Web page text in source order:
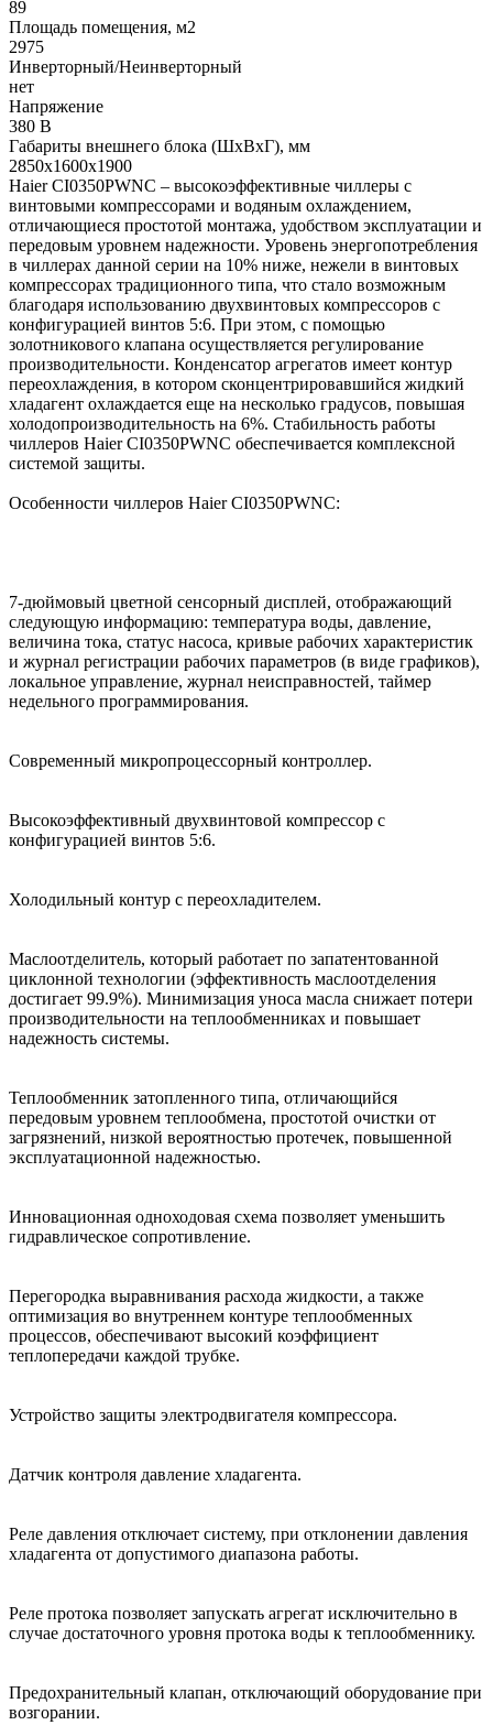
89
Площадь помещения, м2
2975
Инверторный/Неинверторный
нет
Напряжение
380 В
Габариты внешнего блока (ШхВхГ), мм
2850x1600x1900
Haier CI0350PWNC – высокоэффективные чиллеры с
винтовыми компрессорами и водяным охлаждением,
отличающиеся простотой монтажа, удобством эксплуатации и
передовым уровнем надежности. Уровень энергопотребления
в чиллерах данной серии на 10% ниже, нежели в винтовых
компрессорах традиционного типа, что стало возможным
благодаря использованию двухвинтовых компрессоров с
конфигурацией винтов 5:6. При этом, с помощью
золотникового клапана осуществляется регулирование
производительности. Конденсатор агрегатов имеет контур
переохлаждения, в котором сконцентрировавшийся жидкий
хладагент охлаждается еще на несколько градусов, повышая
холодопроизводительность на 6%. Стабильность работы
чиллеров Haier CI0350PWNC обеспечивается комплексной
системой защиты.
Особенности чиллеров Haier CI0350PWNC:
7-дюймовый цветной сенсорный дисплей, отображающий
следующую информацию: температура воды, давление,
величина тока, статус насоса, кривые рабочих характеристик
и журнал регистрации рабочих параметров (в виде графиков),
локальное управление, журнал неисправностей, таймер
недельного программирования.
Современный микропроцессорный контроллер.
Высокоэффективный двухвинтовой компрессор с
конфигурацией винтов 5:6.
Холодильный контур с переохладителем.
Маслоотделитель, который работает по запатентованной
циклонной технологии (эффективность маслоотделения
достигает 99.9%). Минимизация уноса масла снижает потери
производительности на теплообменниках и повышает
надежность системы.
Теплообменник затопленного типа, отличающийся
передовым уровнем теплообмена, простотой очистки от
загрязнений, низкой вероятностью протечек, повышенной
эксплуатационной надежностью.
Инновационная одноходовая схема позволяет уменьшить
гидравлическое сопротивление.
Перегородка выравнивания расхода жидкости, а также
оптимизация во внутреннем контуре теплообменных
процессов, обеспечивают высокий коэффициент
теплопередачи каждой трубке.
Устройство защиты электродвигателя компрессора.
Датчик контроля давление хладагента.
Реле давления отключает систему, при отклонении давления
хладагента от допустимого диапазона работы.
Реле протока позволяет запускать агрегат исключительно в
случае достаточного уровня протока воды к теплообменнику.
Предохранительный клапан, отключающий оборудование при
возгорании.